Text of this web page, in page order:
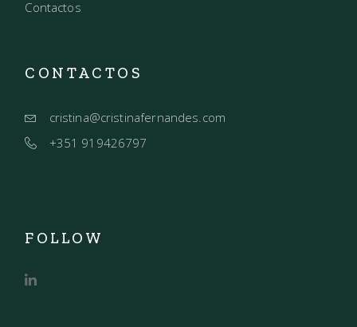
Contactos
CONTACTOS
cristina@cristinafernandes.com
+351 919426797
FOLLOW